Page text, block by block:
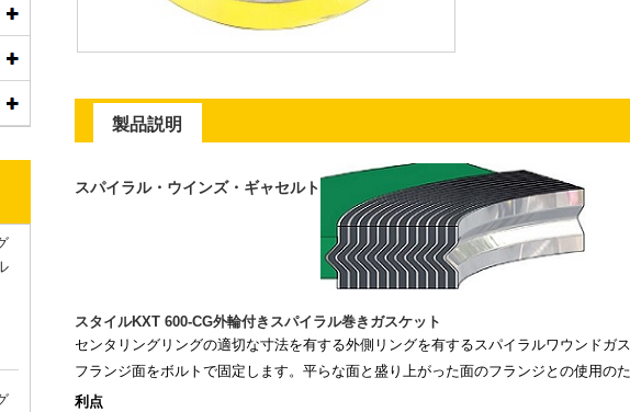
製品説明
スパイラル・ウインズ・ギャセルト
スタイルKXT 600-CG外輪付きスパイラル巻きガスケット
センタリングリングの適切な寸法を有する外側リングを有するスパイラルワウンドガ
フランジ面をボルトで固定します。平らな面と盛り上がった面のフランジとの使用の
利点